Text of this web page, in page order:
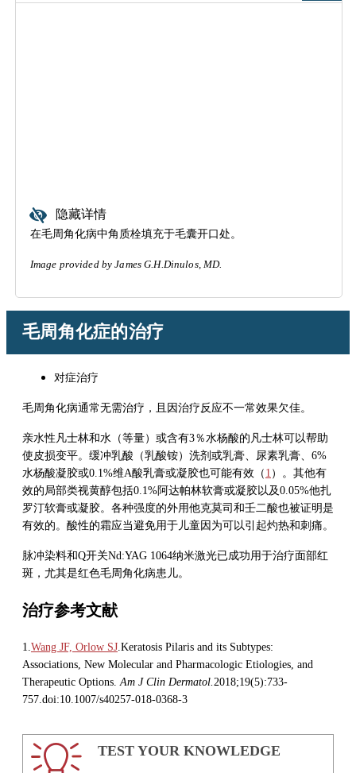
隐藏详情
在毛周角化病中角质栓填充于毛囊开口处。
Image provided by James G.H.Dinulos, MD.
毛周角化症的治疗
对症治疗
毛周角化病通常无需治疗，且因治疗反应不一常效果欠佳。
亲水性凡士林和水（等量）或含有3％水杨酸的凡士林可以帮助
使皮损变平。缓冲乳酸（乳酸铵）洗剂或乳膏、尿素乳膏、6%
水杨酸凝胶或0.1%维A酸乳膏或凝胶也可能有效（ 1 ）。其他有
效的局部类视黄醇包括0.1%阿达帕林软膏或凝胶以及0.05%他扎
罗汀软膏或凝胶。各种强度的外用他克莫司和壬二酸也被证明是
有效的。酸性的霜应当避免用于儿童因为可以引起灼热和刺痛。
脉冲染料和Q开关Nd:YAG 1064纳米激光已成功用于治疗面部红
斑，尤其是红色毛周角化病患儿。
治疗参考文献
1.Wang JF, Orlow SJ.Keratosis Pilaris and its Subtypes:
Associations, New Molecular and Pharmacologic Etiologies, and
Therapeutic Options. Am J Clin Dermatol.2018;19(5):733-
757.doi:10.1007/s40257-018-0368-3
TEST YOUR KNOWLEDGE